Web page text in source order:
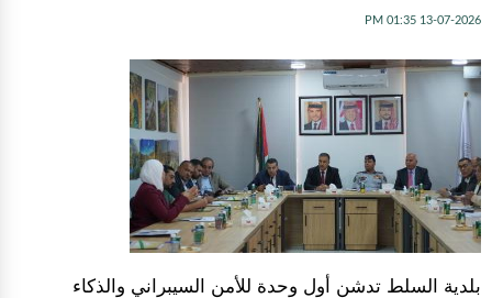
13-07-2026 01:35 PM
بلدية السلط تدشن أول وحدة للأمن السيبراني والذكاء